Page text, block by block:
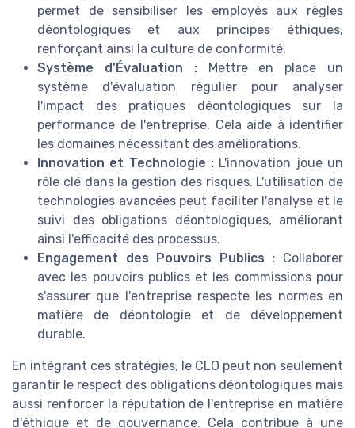
permet de sensibiliser les employés aux règles
déontologiques et aux principes éthiques,
renforçant ainsi la culture de conformité.
Système d'Évaluation :Mettre en place un
système d'évaluation régulier pour analyser
l'impact des pratiques déontologiques sur la
performance de l'entreprise. Cela aide à identifier
les domaines nécessitant des améliorations.
Innovation et Technologie : L'innovation joue un
rôle clé dans la gestion des risques. L'utilisation de
technologies avancées peut faciliter l'analyse et le
suivi des obligations déontologiques, améliorant
ainsi l'efficacité des processus.
Engagement des Pouvoirs Publics : Collaborer
avec les pouvoirs publics et les commissions pour
s'assurer que l'entreprise respecte les normes en
matière de déontologie et de développement
durable.
En intégrant ces stratégies, le CLO peut non seulement
garantir le respect des obligations déontologiques mais
aussi renforcer la réputation de l'entreprise en matière
d'éthique et de gouvernance. Cela contribue à une